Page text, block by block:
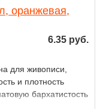
оранжевая,
6.35 руб.
для живописи,
и плотность
бархатистость